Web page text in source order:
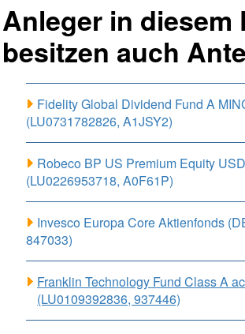
Anleger in diesem
besitzen auch
Fidelity Global Dividend Fund A
(LU0731782826, A1JSY2)
Robeco BP US Premium Equity
(LU0226953718, A0F61P)
Invesco Europa Core Aktienfonds
847033)
Franklin Technology Fund Class A
(LU0109392836, 937446)